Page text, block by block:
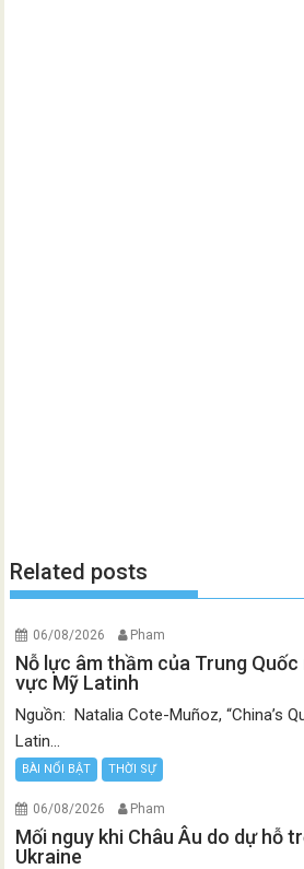
Related posts
06/08/2026 Pham
Nỗ lực âm thầm của Trung
vực Mỹ Latinh
Nguồn: Natalia Cote-Muñoz, “China’s
Latin...
BÀI NỔI BẬT THỜI SỰ
06/08/2026 Pham
Mối nguy khi Châu Âu do dự hỗ
Ukraine